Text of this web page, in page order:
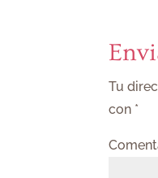
Tu
con *